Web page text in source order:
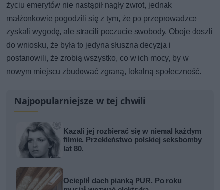
życiu emerytów nie nastąpił nagły zwrot, jednak
małżonkowie pogodzili się z tym, że po przeprowadzce
zyskali wygodę, ale stracili poczucie swobody. Oboje doszli
do wniosku, że była to jedyna słuszna decyzja i
postanowili, że zrobią wszystko, co w ich mocy, by w
nowym miejscu zbudować zgraną, lokalną społeczność.
Najpopularniejsze w tej chwili
Kazali jej rozbierać się w niemal każdym
filmie. Przekleństwo polskiej seksbomby
lat 80.
Ocieplił dach pianką PUR. Po roku